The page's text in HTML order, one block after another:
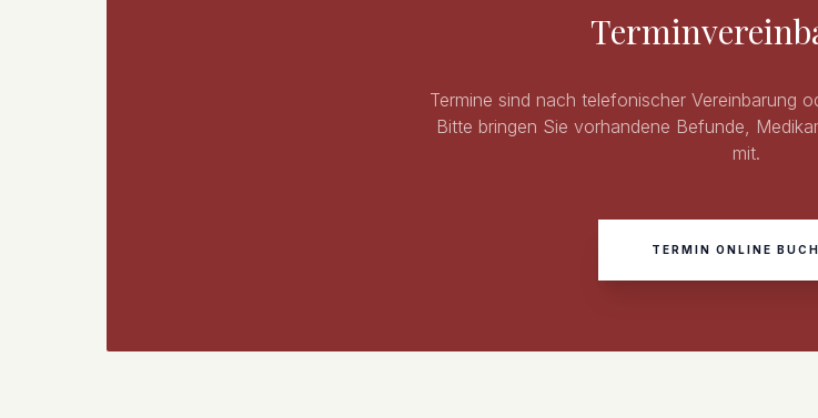
Termine sind nach telefonischer Vereinbarung
Bitte bringen Sie vorhandene Befunde,
mit.
TERMIN ONLINE